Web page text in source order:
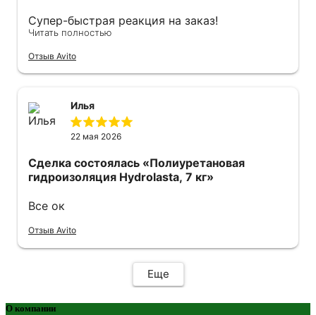
Супер-быстрая реакция на заказ!
Оперативно отправили курьера с мешками!
Рекомендую.
Читать полностью
Отзыв Avito
Илья
22 мая 2026
Сделка состоялась «Полиуретановая
гидроизоляция Hydrolasta, 7 кг»
Все ок
Отзыв Avito
Еще
О компании